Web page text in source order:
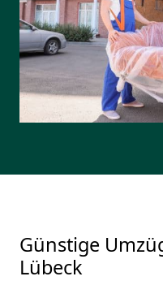
Günstige
Lübeck